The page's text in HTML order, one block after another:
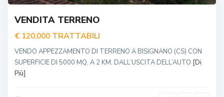
VENDITA TERRENO
€ 120,000 TRATTABILI
VENDO APPEZZAMENTO DI TERRENO A BISIGNANO (CS) CON
SUPERFICIE DI 5000 MQ. A 2 KM. DALL’USCITA DELL’AUTO [Di
Più]